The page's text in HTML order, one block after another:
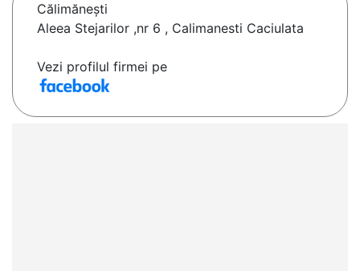
Călimăneşti
Aleea Stejarilor ,nr 6 , Calimanesti Caciulata
Vezi profilul firmei pe